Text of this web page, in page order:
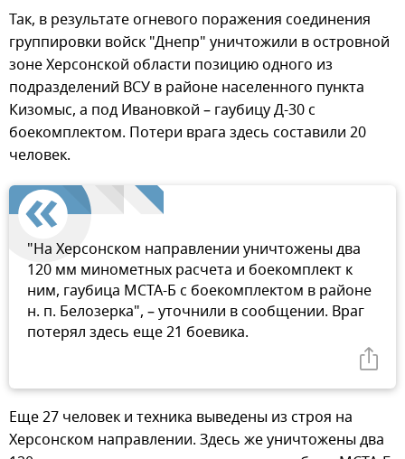
Так, в результате огневого поражения соединения
группировки войск "Днепр" уничтожили в островной
зоне Херсонской области позицию одного из
подразделений ВСУ в районе населенного пункта
Кизомыс, а под Ивановкой – гаубицу Д-30 с
боекомплектом. Потери врага здесь составили 20
человек.
"На Херсонском направлении уничтожены два
120 мм минометных расчета и боекомплект к
ним, гаубица МСТА-Б с боекомплектом в районе
н. п. Белозерка", – уточнили в сообщении. Враг
потерял здесь еще 21 боевика.
Еще 27 человек и техника выведены из строя на
Херсонском направлении. Здесь же уничтожены два